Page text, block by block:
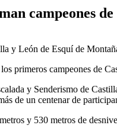
campeones
primeros campeones de
y Senderismo de
de un centenar de
y 530 metros de